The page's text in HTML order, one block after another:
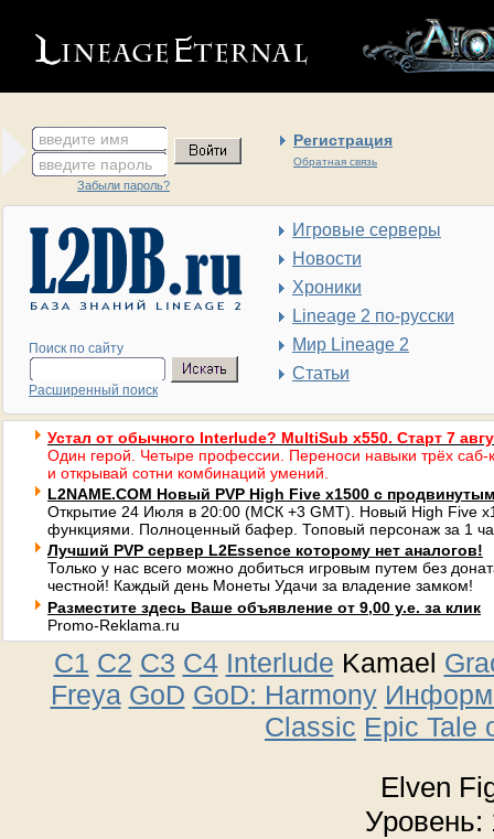
введите имя Регистрация
Обратная связь
введите пароль
Забыли пароль?
Поиск по сайту
Расширенный поиск
Игровые серверы
Новости
Хроники
Lineage 2 по-русски
Мир Lineage 2
Статьи
Устал от обычного Interlude? MultiSub x550. Старт 7
Один герой. Четыре профессии. Переноси навыки трёх саб-
и открывай сотни комбинаций умений.
L2NAME.COM Новый PVP High Five x1500 с
Открытие 24 Июля в 20:00 (МСК +3 GMT). Новый High Five
функциями. Полноценный бафер. Топовый персонаж за 1
Лучший PVP сервер L2Essence которому нет аналогов!
Только у нас всего можно добиться игровым путем без
честной! Каждый день Монеты Удачи за владение замком!
Разместите здесь Ваше объявление от 9,00 у.е. за клик
Promo-Reklama.ru
C1 C2 C3 C4 Interlude Kamael
Freya GoD GoD: Harmony
Classic Epic Tale
Elven
Уровень: